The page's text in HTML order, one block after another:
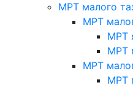
МРТ малого
МРТ
МРТ
МРТ
МРТ
МРТ